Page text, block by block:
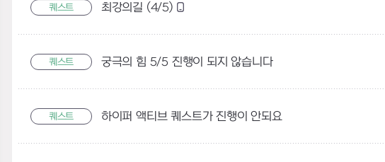
퀘스트 최강의길 (4/5)
퀘스트 궁극의 힘 5/5 진행이 되지 않습니다
퀘스트 하이퍼 액티브 퀘스트가 진행이 안되요